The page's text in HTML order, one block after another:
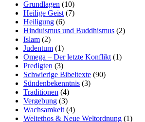
Grundlagen (10)
Heilige Geist (7)
Heiligung (6)
Hinduismus und Buddhismus (2)
Islam (2)
Judentum (1)
Omega – Der letzte Konflikt (1)
Predigten (3)
Schwierige Bibeltexte (90)
Sündenbekenntnis (3)
Traditionen (4)
Vergebung (3)
Wachsamkeit (4)
Weltethos & Neue Weltordnung (1)